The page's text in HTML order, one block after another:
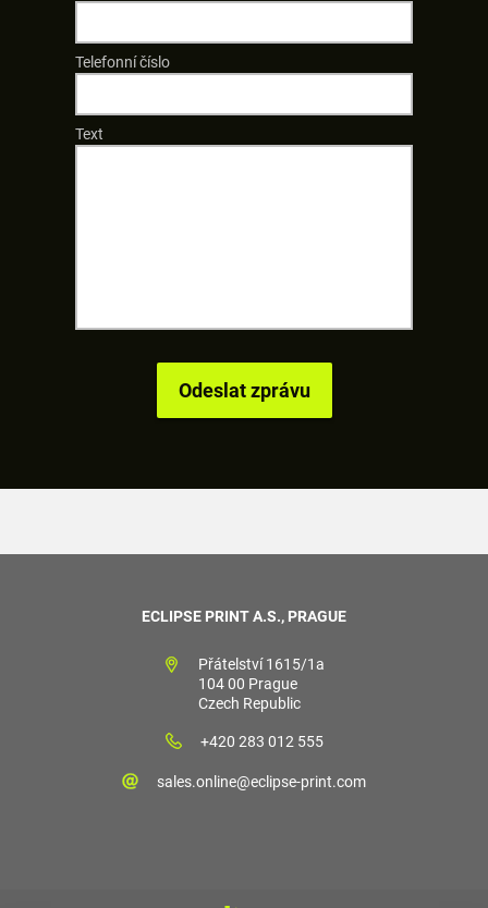
Telefonní číslo
Text
ECLIPSE PRINT A.S., PRAGUE
Přátelství 1615/1a
104 00 Prague
Czech Republic
+420 283 012 555
sales.online@eclipse-print.com